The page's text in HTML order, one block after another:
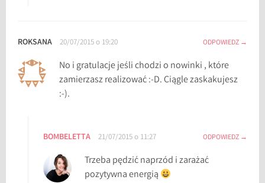
ROKSANA 20/07/2015 o 19:20 ODPOWIEDZ
No i gratulacje jeśli chodzi o nowinki , które
zamierzasz realizować :-D. Ciągle zaskakujesz
:-).
BOMBELETTA 21/07/2015 o 11:27 ODPOWIEDZ
Trzeba pędzić naprzód i zarażać
pozytywna energią